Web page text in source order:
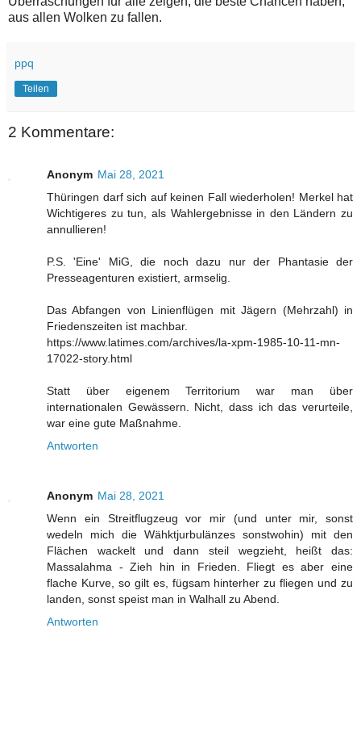
aus allen Wolken zu fallen.
ppq
Teilen
2 Kommentare:
Anonym Mai 28, 2021
Thüringen darf sich auf keinen Fall wiederholen! Merkel hat
Wichtigeres zu tun, als Wahlergebnisse in den Ländern zu
annullieren!
P.S. 'Eine' MiG, die noch dazu nur der Phantasie der
Presseagenturen existiert, armselig.
Das Abfangen von Linienflügen mit Jägern (Mehrzahl) in
Friedenszeiten ist machbar.
https://www.latimes.com/archives/la-xpm-1985-10-11-mn-
17022-story.html
Statt über eigenem Territorium war man über
internationalen Gewässern. Nicht, dass ich das verurteile,
war eine gute Maßnahme.
Antworten
Anonym Mai 28, 2021
Wenn ein Streitflugzeug vor mir (und unter mir, sonst
wedeln mich die Wähktjurbulänzes sonstwohin) mit den
Flächen wackelt und dann steil wegzieht, heißt das:
Massalahma - Zieh hin in Frieden. Fliegt es aber eine
flache Kurve, so gilt es, fügsam hinterher zu fliegen und zu
landen, sonst speist man in Walhall zu Abend.
Antworten